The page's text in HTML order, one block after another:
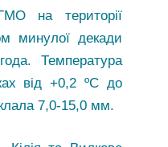
на території
минулої декади
Температура
від +0,2 ºС до
7,0-15,0 мм.